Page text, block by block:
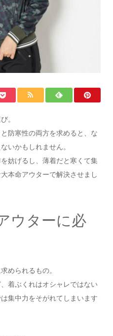
。
防寒性の両方を求めると、な
いかもしれません。
妨げるし、薄着だと寒くて集
本命アウターで解決させまし
ウターに必
められるもの。
着ぶくれはオシャレではない
集中力をそがれてしまいます